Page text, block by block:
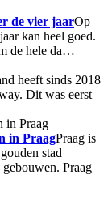
de vier jaarOp
kan heel goed.
de hele da…
heeft sinds 2018
Dit was eerst
in PraagPraag is
stad
Praag